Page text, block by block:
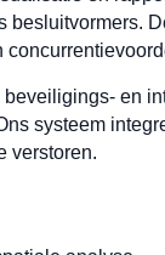
en
systeem
verstoren.